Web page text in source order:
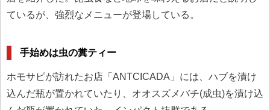
ているが、強烈なメニューが登場している。
手始めは虫の糞ティー
ホモサピが訪れたお店「ANTCICADA」には、ハブを漬け
込んだ瓶が置かれていたり、オオスズメバチ(成虫)を漬け込